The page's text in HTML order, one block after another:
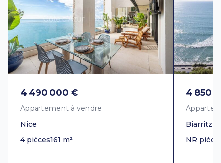
4 490 000 €
Appartement à vendre
Nice
4 pièces161 m²
4 850
Biarritz
NR pièce